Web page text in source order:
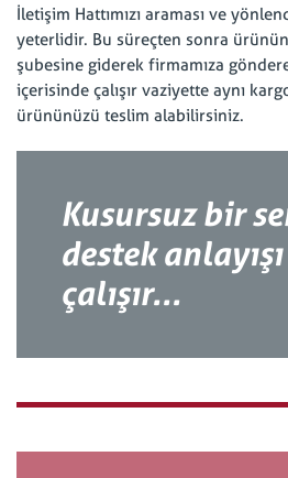
İletişim Hattımızı araması ve
yeterlidir. Bu süreçten sonra
şubesine giderek firmamıza
içerisinde çalışır vaziyette aynı
ürününüzü teslim alabilirsiniz.
Kusursuz bir
destek
çalışır...